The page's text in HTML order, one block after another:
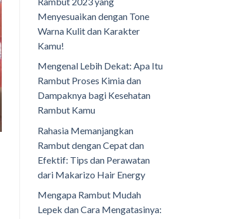
Menyesuaikan dengan Tone
Warna Kulit dan Karakter
Kamu!
Mengenal Lebih Dekat: Apa Itu
Rambut Proses Kimia dan
Dampaknya bagi Kesehatan
Rambut Kamu
Rahasia Memanjangkan
Rambut dengan Cepat dan
Efektif: Tips dan Perawatan
dari Makarizo Hair Energy
Mengapa Rambut Mudah
Lepek dan Cara Mengatasinya: